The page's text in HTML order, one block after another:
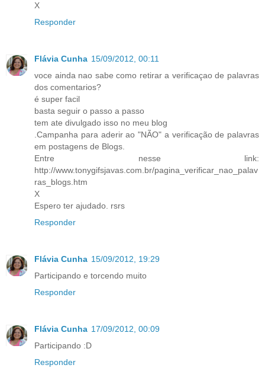
X
Responder
Flávia Cunha 15/09/2012, 00:11
voce ainda nao sabe como retirar a verificaçao de palavras
dos comentarios?
é super facil
basta seguir o passo a passo
tem ate divulgado isso no meu blog
.Campanha para aderir ao "NÃO" a verificação de palavras
em postagens de Blogs.
Entre nesse link:
http://www.tonygifsjavas.com.br/pagina_verificar_nao_palav
ras_blogs.htm
X
Espero ter ajudado. rsrs
Responder
Flávia Cunha 15/09/2012, 19:29
Participando e torcendo muito
Responder
Flávia Cunha 17/09/2012, 00:09
Participando :D
Responder